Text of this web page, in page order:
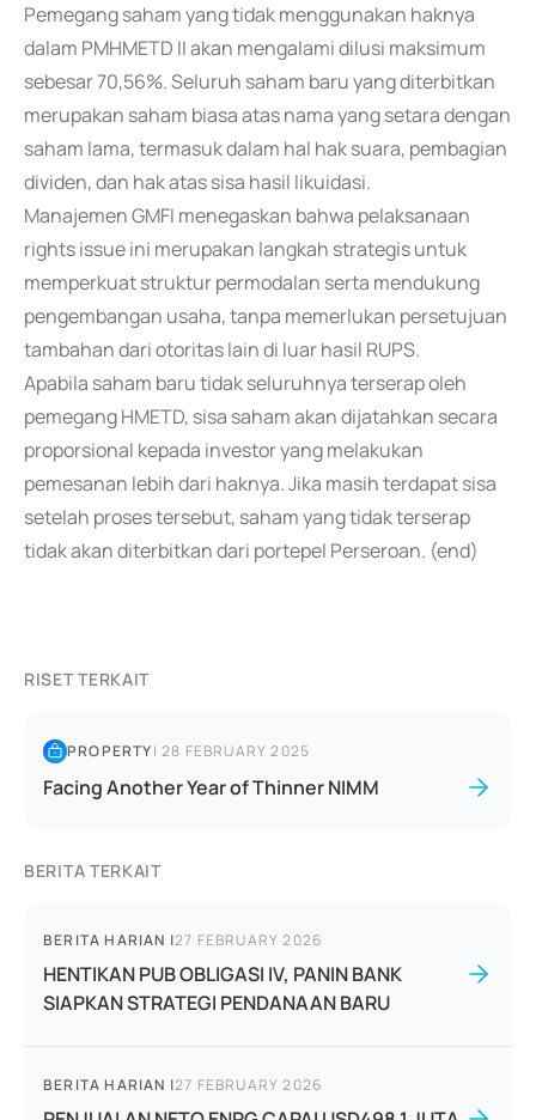
Pemegang saham yang tidak menggunakan haknya
dalam PMHMETD II akan mengalami dilusi maksimum
sebesar 70,56%. Seluruh saham baru yang diterbitkan
merupakan saham biasa atas nama yang setara dengan
saham lama, termasuk dalam hal hak suara, pembagian
dividen, dan hak atas sisa hasil likuidasi.
Manajemen GMFI menegaskan bahwa pelaksanaan
rights issue ini merupakan langkah strategis untuk
memperkuat struktur permodalan serta mendukung
pengembangan usaha, tanpa memerlukan persetujuan
tambahan dari otoritas lain di luar hasil RUPS.
Apabila saham baru tidak seluruhnya terserap oleh
pemegang HMETD, sisa saham akan dijatahkan secara
proporsional kepada investor yang melakukan
pemesanan lebih dari haknya. Jika masih terdapat sisa
setelah proses tersebut, saham yang tidak terserap
tidak akan diterbitkan dari portepel Perseroan. (end)
RISET TERKAIT
PROPERTY|28 FEBRUARY 2025
Facing Another Year of Thinner NIMM
BERITA TERKAIT
BERITA HARIAN |27 FEBRUARY 2026
HENTIKAN PUB OBLIGASI IV, PANIN BANK
SIAPKAN STRATEGI PENDANAAN BARU
BERITA HARIAN |27 FEBRUARY 2026